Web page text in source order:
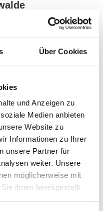
Über Cookies
und Anzeigen zu
Medien anbieten
Website zu
Informationen zu Ihrer
unsere Partner für
weiter. Unsere
möglicherweise mit
ihnen bereitgestellt
in Berlin-Steglitz
eines